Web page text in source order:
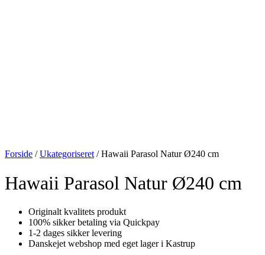
Forside /Ukategoriseret / Hawaii Parasol Natur Ø240 cm
Hawaii Parasol Natur Ø240 cm
Originalt kvalitets produkt
100% sikker betaling via Quickpay
1-2 dages sikker levering
Danskejet webshop med eget lager i Kastrup